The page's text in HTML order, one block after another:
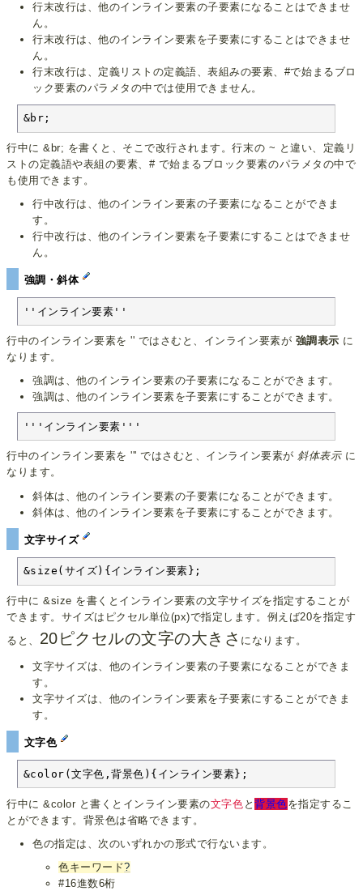
行末改行は、他のインライン要素の子要素になることはできませ
ん。
行末改行は、他のインライン要素を子要素にすることはできませ
ん。
行末改行は、定義リストの定義語、表組みの要素、#で始まるブロ
ック要素のパラメタの中では使用できません。
&br;
行中に &br; を書くと、そこで改行されます。行末の ~ と違い、定義リ
ストの定義語や表組の要素、# で始まるブロック要素のパラメタの中で
も使用できます。
行中改行は、他のインライン要素の子要素になることができま
す。
行中改行は、他のインライン要素を子要素にすることはできませ
ん。
強調・斜体
''インライン要素''
行中のインライン要素を '' ではさむと、インライン要素が 強調表示 に
なります。
強調は、他のインライン要素の子要素になることができます。
強調は、他のインライン要素を子要素にすることができます。
'''インライン要素'''
行中のインライン要素を ''' ではさむと、インライン要素が 斜体表示に
なります。
斜体は、他のインライン要素の子要素になることができます。
斜体は、他のインライン要素を子要素にすることができます。
文字サイズ
&size(サイズ){インライン要素};
行中に &size を書くとインライン要素の文字サイズを指定することが
できます。サイズはピクセル単位(px)で指定します。例えば20を指定す
ると、 20ピクセルの文字の大きさ になります。
文字サイズは、他のインライン要素の子要素になることができま
す。
文字サイズは、他のインライン要素を子要素にすることができま
す。
文字色
&color(文字色,背景色){インライン要素};
行中に &color と書くとインライン要素の文字色 と背景色を指定するこ
とができます。背景色は省略できます。
色の指定は、次のいずれかの形式で行ないます。
色キーワード?
#16進数6桁